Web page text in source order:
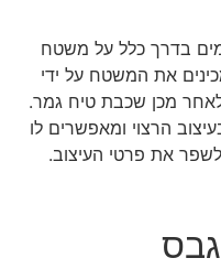
בדרך כלל על משטח
את המשטח על ידי
מכן שכבת טיח גמר.
הרצוי ומאפשרים לו
את פרטי העיצוב.